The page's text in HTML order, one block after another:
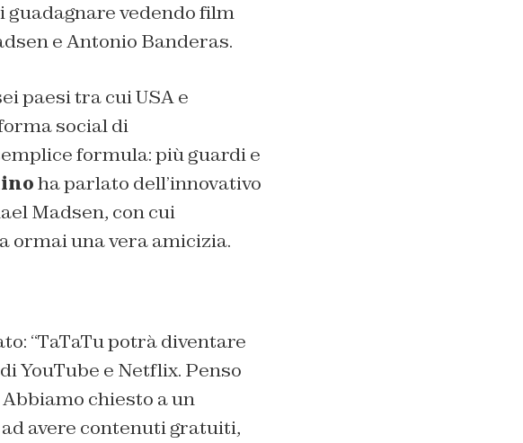
guadagnare vedendo film
e Antonio Banderas.
paesi tra cui USA e
social di
formula: più guardi e
ha parlato dell’innovativo
Madsen, con cui
ormai una vera amicizia.
“TaTaTu potrà diventare
YouTube e Netflix. Penso
chiesto a un
avere contenuti gratuiti,